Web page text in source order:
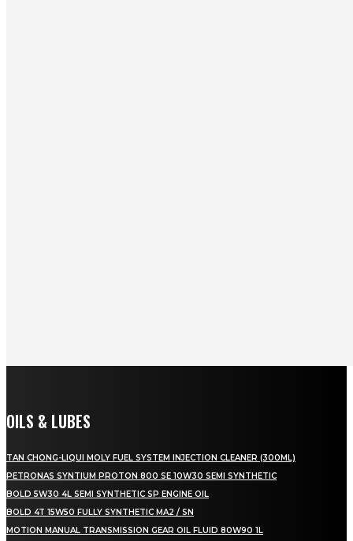
OILS & LUBES
TAN CHONG-LIQUI MOLY FUEL SYSTEM INJECTION CLEANER (300ML)
PETRONAS SYNTIUM PROTON 800 SE 10W30 SEMI SYNTHETIC
BOLD 5W30 4L SEMI SYNTHETIC SP ENGINE OIL
BOLD 4T 15W50 FULLY SYNTHETIC MA2 / SN
MOTION MANUAL TRANSMISSION GEAR OIL FLUID 80W90 1L